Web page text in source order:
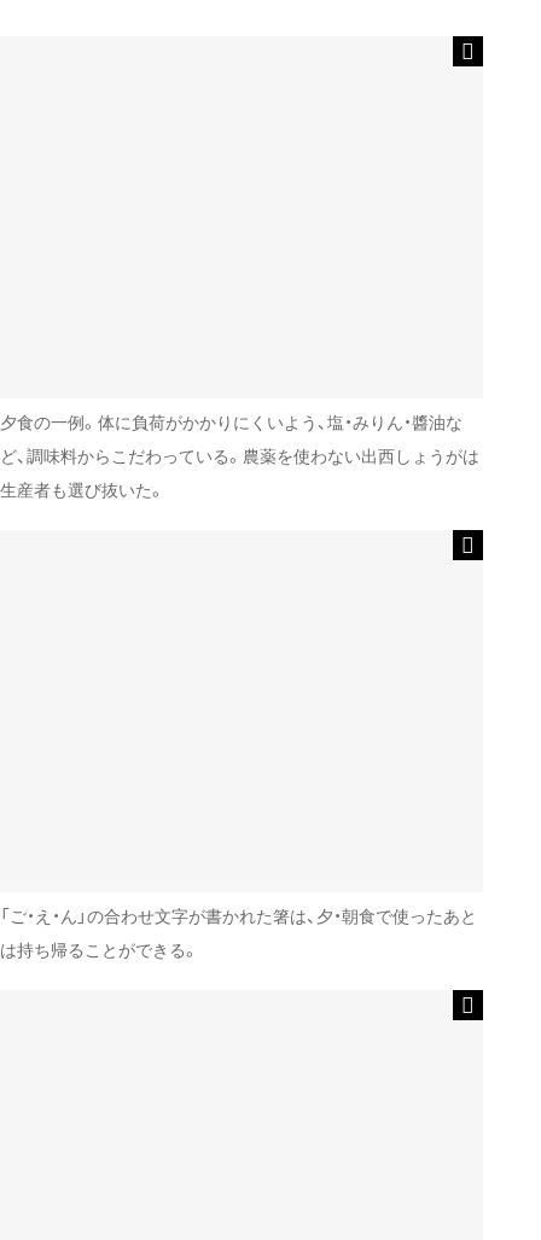
夕食の一例。体に負荷がかかりにくいよう、塩・みりん・醬油な
ど、調味料からこだわっている。農薬を使わない出西しょうがは
生産者も選び抜いた。
「ご・え・ん」の合わせ文字が書かれた箸は、夕・朝食で使ったあと
は持ち帰ることができる。